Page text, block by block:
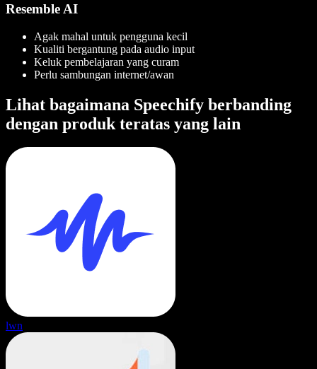
Resemble AI
Agak mahal untuk pengguna kecil
Kualiti bergantung pada audio input
Keluk pembelajaran yang curam
Perlu sambungan internet/awan
Lihat bagaimana Speechify berbanding
dengan produk teratas yang lain
lwn